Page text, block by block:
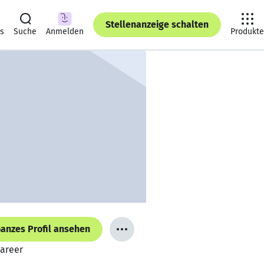
Suche Anmelden
Stellenanzeige schalten
Produkte
Profil ansehen